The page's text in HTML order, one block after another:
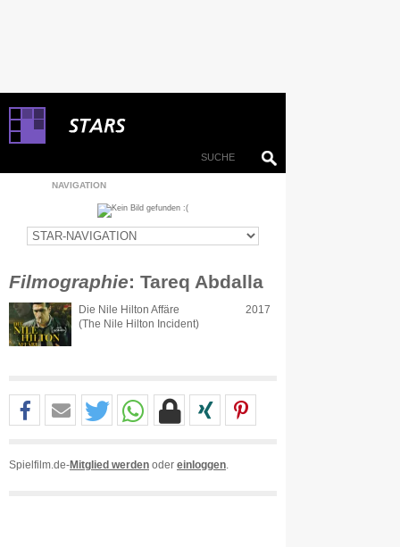
NAVIGATION
Filmographie: Tareq Abdalla
Die Nile Hilton Affäre
(The Nile Hilton Incident)
2017
Spielfilm.de-Mitglied werden oder einloggen